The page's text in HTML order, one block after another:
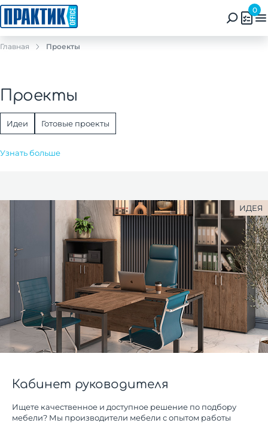
0
Главная Проекты
Проекты
Идеи Готовые проекты
Узнать больше
ИДЕЯ
Кабинет руководителя
Ищете качественное и доступное решение по подбору
мебели? Мы производители мебели с опытом работы